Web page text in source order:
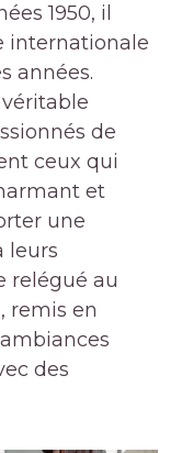
1950, il
internationale
années.
de
ceux qui
et
une
leurs
relégué au
remis en
des